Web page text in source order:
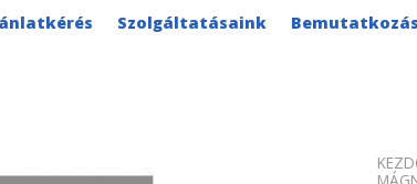
Szolgáltatásaink Bemutatkozás